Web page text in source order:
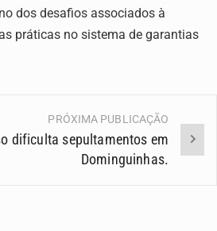
dos desafios associados à
práticas no sistema de garantias
PRÓXIMA PUBLICAÇÃO
dificulta sepultamentos em
Dominguinhas.